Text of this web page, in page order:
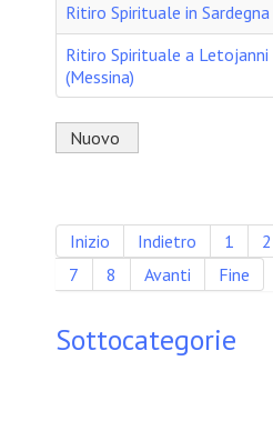
Ritiro Spirituale in Sardegna
Ritiro Spirituale a Letojanni
(Messina)
Nuovo
Inizio Indietro 1 2
7
8 Avanti Fine
Sottocategorie